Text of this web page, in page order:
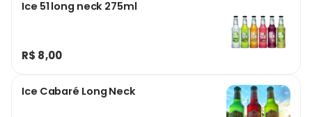
Ice 51 long neck 275ml
R$ 8,00
Ice Cabaré Long Neck